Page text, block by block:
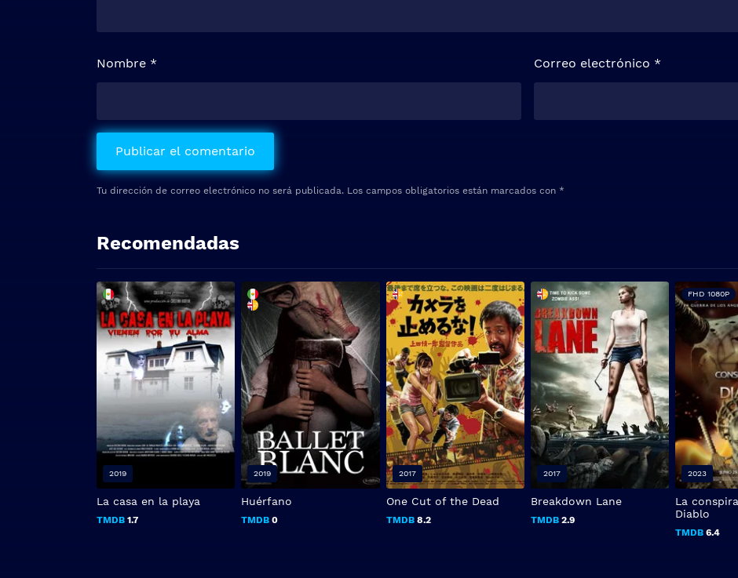
Tu dirección de correo electrónico no será publicada. Los campos obligatorios están marcados con *
Nombre * Correo electrónico *
Recomendadas
La casa en la playa
TMDB 1.7
2019
Huérfano
TMDB 0
2019
One Cut of the Dead
TMDB8.2
2017
Breakdown Lane
TMDB2.9
2017
La
Diablo
TMDB 6.4
FHD 1080P
2023